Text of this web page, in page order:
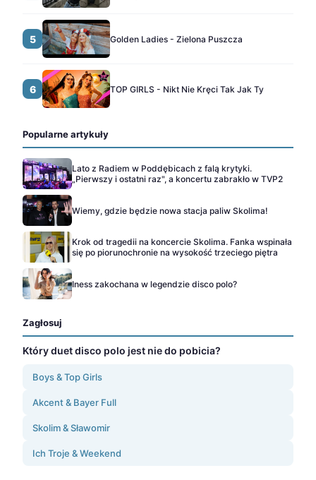
5 Golden Ladies - Zielona Puszcza
6 TOP GIRLS - Nikt Nie Kręci Tak Jak Ty
Popularne artykuły
Lato z Radiem w Poddębicach z falą krytyki.
„Pierwszy i ostatni raz", a koncertu zabrakło w TVP2
Wiemy, gdzie będzie nowa stacja paliw Skolima!
Krok od tragedii na koncercie Skolima. Fanka wspinała
się po piorunochronie na wysokość trzeciego piętra
Iness zakochana w legendzie disco polo?
Zagłosuj
Który duet disco polo jest nie do pobicia?
Boys & Top Girls
Akcent & Bayer Full
Skolim & Sławomir
Ich Troje & Weekend